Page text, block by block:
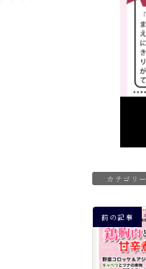
カテゴリー
前の記事